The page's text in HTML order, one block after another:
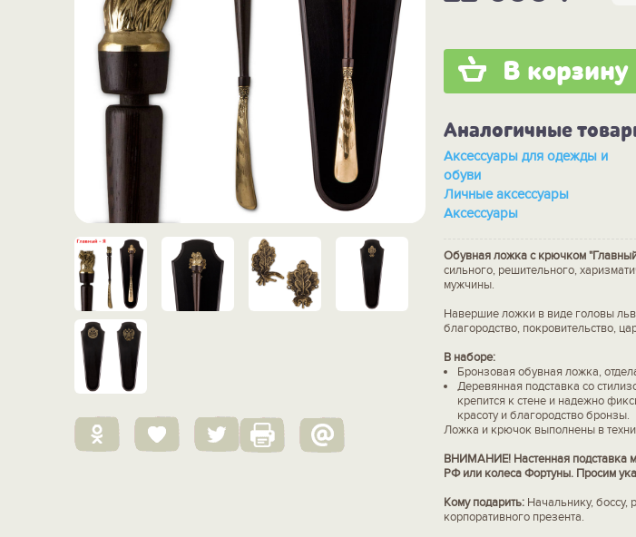
В корзину
Аналогичные
Аксессуары для одежды и
обуви
Личные аксессуары
Аксессуары
Обувная ложка с крючком
сильного, решительного,
мужчины.
Навершие ложки в виде головы
благородство, покровительство,
В наборе:
Бронзовая обувная ложка,
Деревянная подставка со
крепится к стене и надежно
красоту и благородство бронзы.
Ложка и крючок выполнены в
ВНИМАНИЕ! Настенная подставка
РФ или колеса Фортуны. Просим
Кому подарить: Начальнику, боссу,
корпоративного презента.